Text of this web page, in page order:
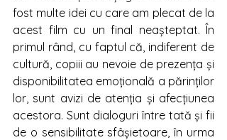
fost multe idei cu care am plecat de la
acest film cu un final neașteptat. În
primul rând, cu faptul că, indiferent de
cultură, copiii au nevoie de prezența și
disponibilitatea emoțională a părinților
lor, sunt avizi de atenția și afecțiunea
acestora. Sunt dialoguri între tată și fii
de o sensibilitate sfâșietoare, în urma